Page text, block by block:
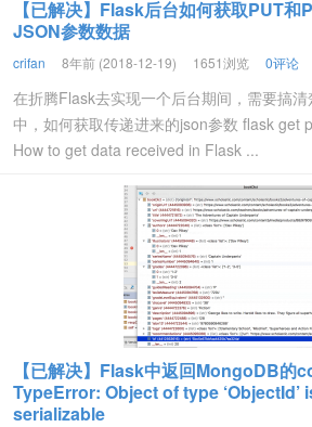
【已解决】Flask后台如何获取PUT和
JSON参数数据
crifan 8年前 (2018-12-19) 1651浏览 0评论
在折腾Flask去实现一个后台期间，需要搞
中，如何获取传递进来的json参数 flask get
How to get data received in Flask ...
【已解决】Flask中返回MongoDB的
TypeError: Object of type ‘ObjectId’
serializable